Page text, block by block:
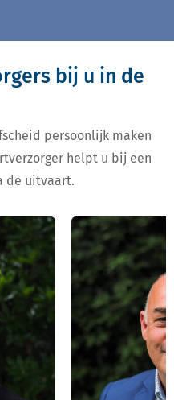
bij u in de
persoonlijk maken
helpt u bij een
de uitvaart.